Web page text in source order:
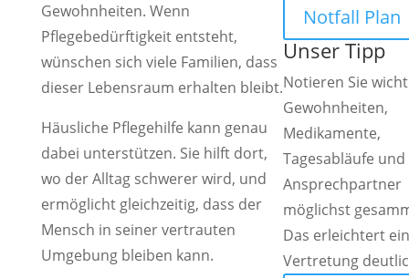
Gewohnheiten. Wenn
Pflegebedürftigkeit entsteht,
wünschen sich viele Familien, dass
dieser Lebensraum erhalten bleibt.
Häusliche Pflegehilfe kann genau
dabei unterstützen. Sie hilft dort,
wo der Alltag schwerer wird, und
ermöglicht gleichzeitig, dass der
Mensch in seiner vertrauten
Umgebung bleiben kann.
Notfall Plan
Unser Tipp
Notieren Sie
Gewohnheiten,
Medikamente,
Tagesabläufe und
Ansprechpartner
möglichst
Das erleichtert
Vertretung